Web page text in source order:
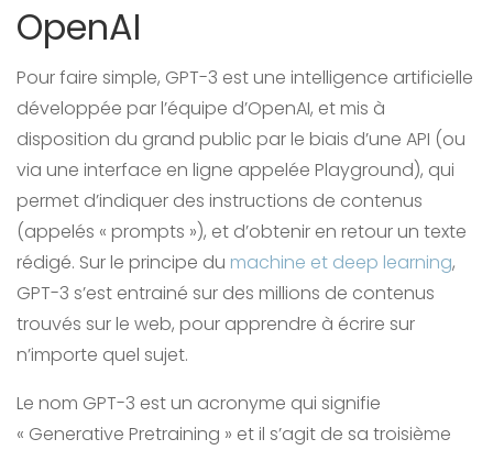
OpenAI
Pour faire simple, GPT-3 est une intelligence artificielle
développée par l’équipe d’OpenAI, et mis à
disposition du grand public par le biais d’une API (ou
via une interface en ligne appelée Playground), qui
permet d’indiquer des instructions de contenus
(appelés « prompts »), et d’obtenir en retour un texte
rédigé. Sur le principe du machine et deep learning,
GPT-3 s’est entrainé sur des millions de contenus
trouvés sur le web, pour apprendre à écrire sur
n’importe quel sujet.
Le nom GPT-3 est un acronyme qui signifie
« Generative Pretraining » et il s’agit de sa troisième